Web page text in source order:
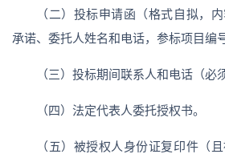
（二）投标申请函（格式自拟，
承诺、委托人姓名和电话，参标项目编
（三）投标期间联系人和电话（必
（四）法定代表人委托授权书。
（五）被授权人身份证复印件（